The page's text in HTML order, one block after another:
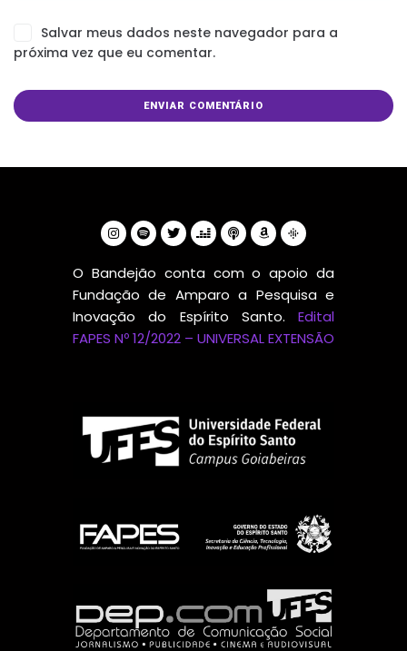
Salvar meus dados neste navegador para a
próxima vez que eu comentar.
O Bandejão conta com o apoio da
Fundação de Amparo a Pesquisa e
Inovação do Espírito Santo. Edital
FAPES Nº 12/2022 – UNIVERSAL EXTENSÃO